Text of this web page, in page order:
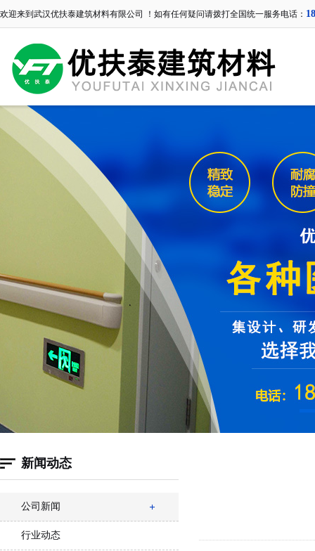
欢迎来到武汉优扶泰建筑材料有限公司 ！如有任何疑问请拨打全国统一服务电话：
新闻动态
公司新闻
行业动态